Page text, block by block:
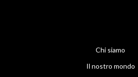
Chi siamo
Il nostro mondo